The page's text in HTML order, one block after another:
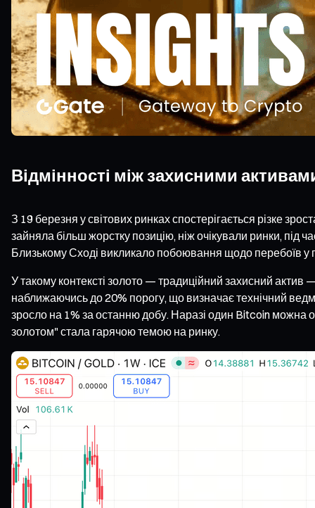
Відмінності між захисними
З 19 березня у світових ринках спостерігається різке
зайняла більш жорстку позицію, ніж очікували ринки, під
Близькому Сході викликало побоювання щодо перебоїв у
У такому контексті золото — традиційний захисний актив
наближаючись до 20% порогу, що визначає технічний
зросло на 1% за останню добу. Наразі один Bitcoin можна
золотом" стала гарячою темою на ринку.